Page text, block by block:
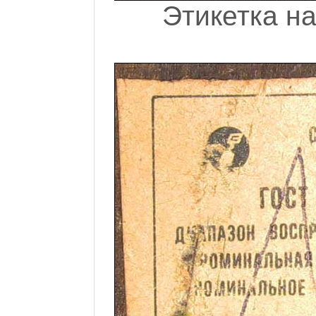
Этикетка